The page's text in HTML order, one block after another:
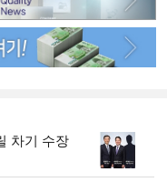
차기 수장